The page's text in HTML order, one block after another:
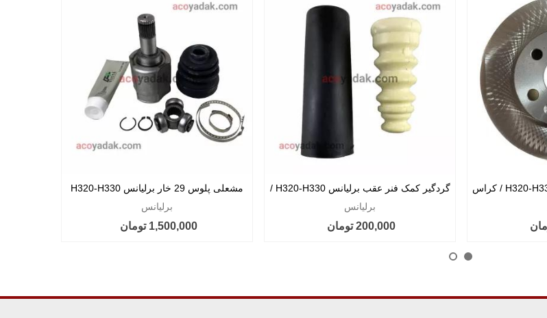
گردگیر کمک فنر عقب برلیانس H320-H330 /
کراس
برلیانس
200,000 تومان
مشعلی پلوس 29 خار برلیانس H320-H330
برلیانس
1,500,000 تومان